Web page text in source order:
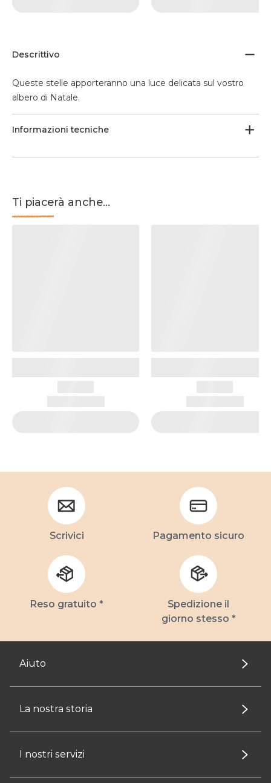
Descrittivo
Queste stelle apporteranno una luce delicata sul vostro
albero di Natale.
Informazioni tecniche
Ti piacerà anche...
Scrivici Pagamento sicuro
Reso gratuito *
Spedizione il
giorno stesso *
Aiuto
La nostra storia
I nostri servizi